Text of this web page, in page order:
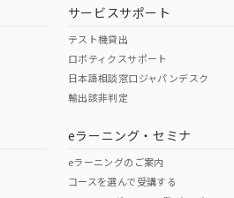
O
サービスサポート
テスト機貸出
ロボティクスサポート
日本語相談窓口ジャパンデスク
輸出該非判定
eラーニング・セミナ
eラーニングのご案内
コースを選んで受講する